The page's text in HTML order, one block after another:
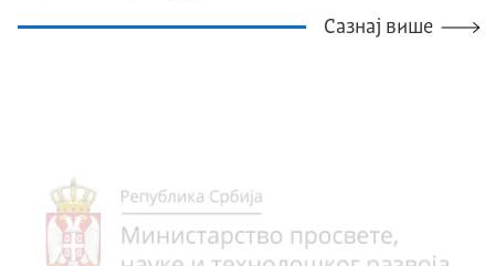
Сазнај више